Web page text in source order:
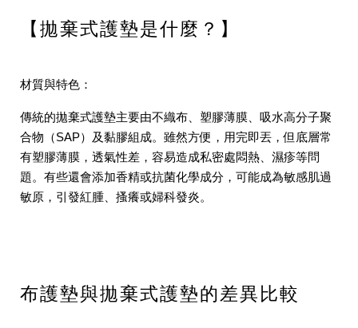
【拋棄式護墊是什麼？】
材質與特色：
傳統的拋棄式護墊主要由不織布、塑膠薄膜、吸水高分子聚
合物（SAP）及黏膠組成。雖然方便，用完即丟，但底層常
有塑膠薄膜，透氣性差，容易造成私密處悶熱、濕疹等問
題。有些還會添加香精或抗菌化學成分，可能成為敏感肌過
敏原，引發紅腫、搔癢或婦科發炎。
布護墊與拋棄式護墊的差異比較